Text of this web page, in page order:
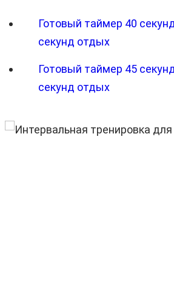
Готовый таймер 40
секунд отдых
Готовый таймер 45
секунд отдых